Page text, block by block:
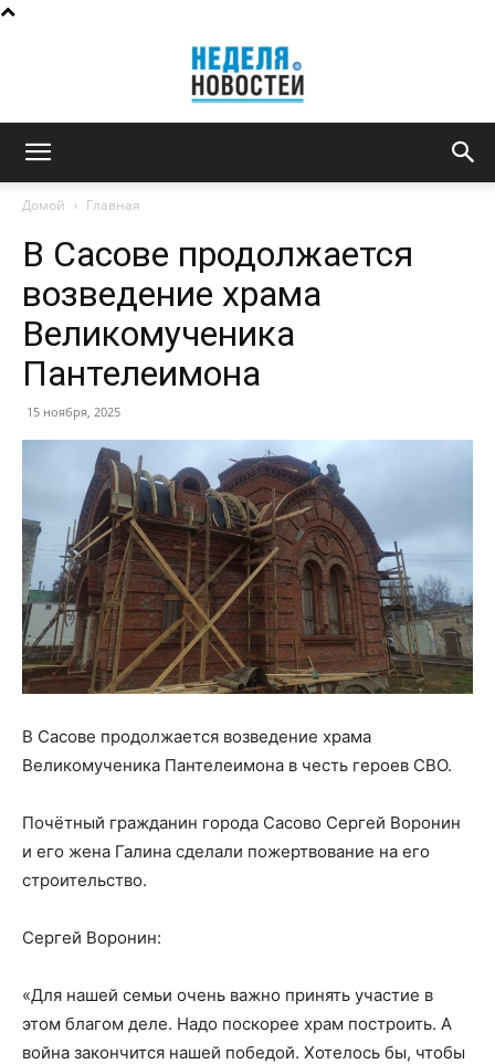
новостей
Домой Главная
В Сасове продолжается
возведение храма
Великомученика
Пантелеимона
15 ноября, 2025
В Сасове продолжается возведение храма
Великомученика Пантелеимона в честь героев СВО.
Почётный гражданин города Сасово Сергей Воронин
и его жена Галина сделали пожертвование на его
строительство.
Сергей Воронин:
«Для нашей семьи очень важно принять участие в
этом благом деле. Надо поскорее храм построить. А
война закончится нашей победой. Хотелось бы, чтобы